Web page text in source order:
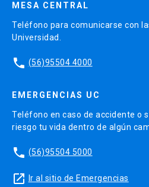
MESA CENTRAL
Teléfono para comunicarse con
Universidad.
phone (56)95504 4000
EMERGENCIAS UC
Teléfono en caso de accidente o
riesgo tu vida dentro de algún
phone (56)95504 5000
launch Ir al sitio de Emergencias